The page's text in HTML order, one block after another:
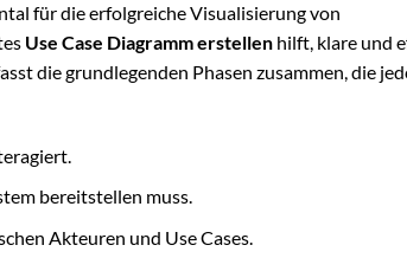
für die erfolgreiche Visualisierung von
Use Case Diagramm erstellen hilft, klare und
die grundlegenden Phasen zusammen, die
bereitstellen muss.
Akteuren und Use Cases.